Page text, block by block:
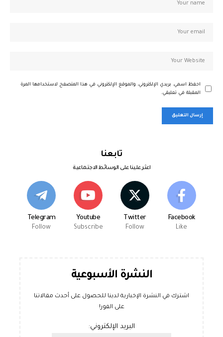
احفظ اسمي، بريدي الإلكتروني، والموقع الإلكتروني في هذا المتصفح لاستخدامها المرة
المقبلة في تعليقي.
تابعنا
اعثر علينا على الوسائط الاجتماعية
Facebook
Like
Twitter
Follow
Youtube
Subscribe
Telegram
Follow
النشرة الأسبوعية
اشترك في النشرة الإخبارية لدينا للحصول على أحدث مقالاتنا
على الفور!
البريد الإلكتروني: